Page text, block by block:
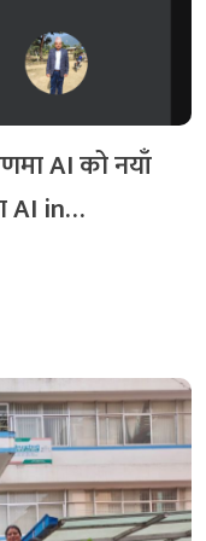
को नयाँ आयाम :
सम्पन्न
सम्झौता साथै स्थलगत
AI को नयाँ
AI in